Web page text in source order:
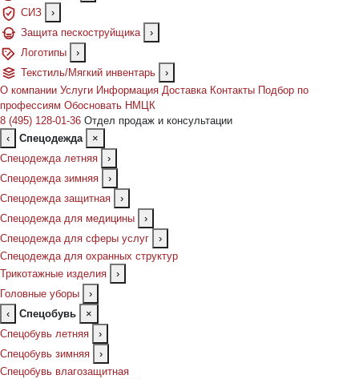
СИЗ
›
Защита пескоструйщика
›
Логотипы
›
Текстиль/Мягкий инвентарь
›
О компании Услуги Информация Доставка Контакты Подбор по
профессиям Обосновать НМЦК
8 (495) 128-01-36 Отдел продаж и консультации
‹
Спецодежда
×
Спецодежда летняя
›
Спецодежда зимняя
›
Спецодежда защитная
›
Спецодежда для медицины
›
Спецодежда для сферы услуг
›
Спецодежда для охранных структур
Трикотажные изделия
›
Головные уборы
›
‹
Спецобувь
×
Спецобувь летняя
›
Спецобувь зимняя
›
Спецобувь влагозащитная